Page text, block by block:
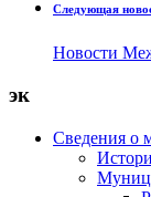
Следующая
Новости
эк
Сведения о